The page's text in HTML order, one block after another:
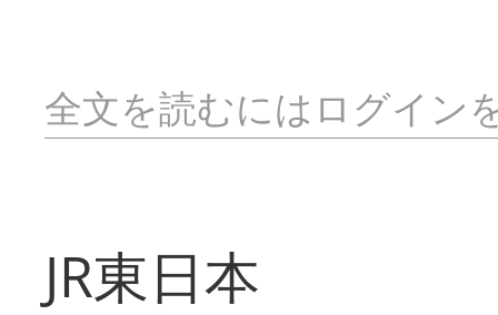
全文を読むにはログイン
JR東日本